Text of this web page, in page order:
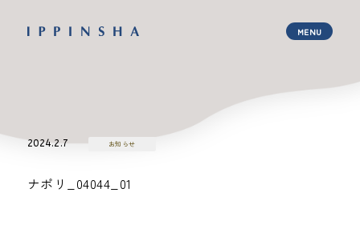
2024.2.7 お知らせ
ナポリ_04044_01